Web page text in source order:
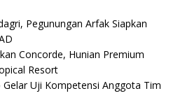
Pegunungan Arfak Siapkan
Concorde, Hunian Premium
Resort
Uji Kompetensi Anggota Tim